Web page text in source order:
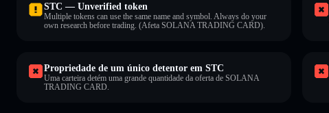
STC — Unverified token
Multiple tokens can use the same name and symbol. Always do your
own research before trading. (Afeta SOLANA TRADING CARD).
Propriedade de um único detentor em STC
Uma carteira detém uma grande quantidade da oferta de SOLANA
TRADING CARD.